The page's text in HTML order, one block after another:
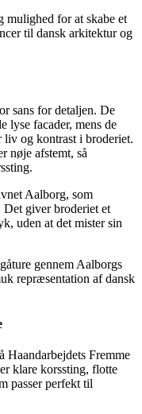
mulighed for at skabe et
til dansk arkitektur og
sans for detaljen. De
lyse facader, mens de
liv og kontrast i broderiet.
nøje afstemt, så
Aalborg, som
giver broderiet et
uden at det mister sin
gennem Aalborgs
repræsentation af dansk
Haandarbejdets Fremme
klare korssting, flotte
passer perfekt til